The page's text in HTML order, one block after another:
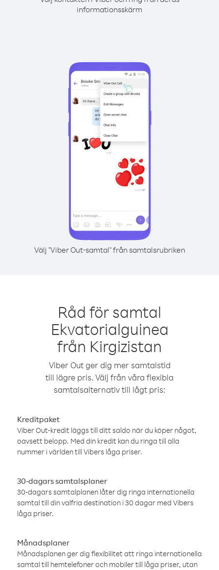
informationsskärm
Välj "Viber Out-samtal" från samtalsrubriken
Råd för samtal
Ekvatorialguinea
från Kirgizistan
Viber Out ger dig mer samtalstid
till lägre pris. Välj från våra flexibla
samtalsalternativ till lågt pris:
Kreditpaket
Viber Out-kredit läggs till ditt saldo när du köper något,
oavsett belopp. Med din kredit kan du ringa till alla
nummer i världen till Vibers låga priser.
30-dagars samtalsplaner
30-dagars samtalplanen låter dig ringa internationella
samtal till din valfria destination i 30 dagar med Vibers
låga priser.
Månadsplaner
Månadsplanen ger dig flexibilitet att ringa internationella
samtal till hemtelefoner och mobiler till låga priser, utan